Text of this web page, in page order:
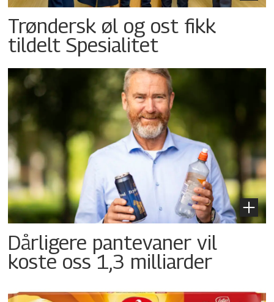
Trøndersk øl og ost fikk
tildelt Spesialitet
Dårligere pantevaner vil
koste oss 1,3 milliarder